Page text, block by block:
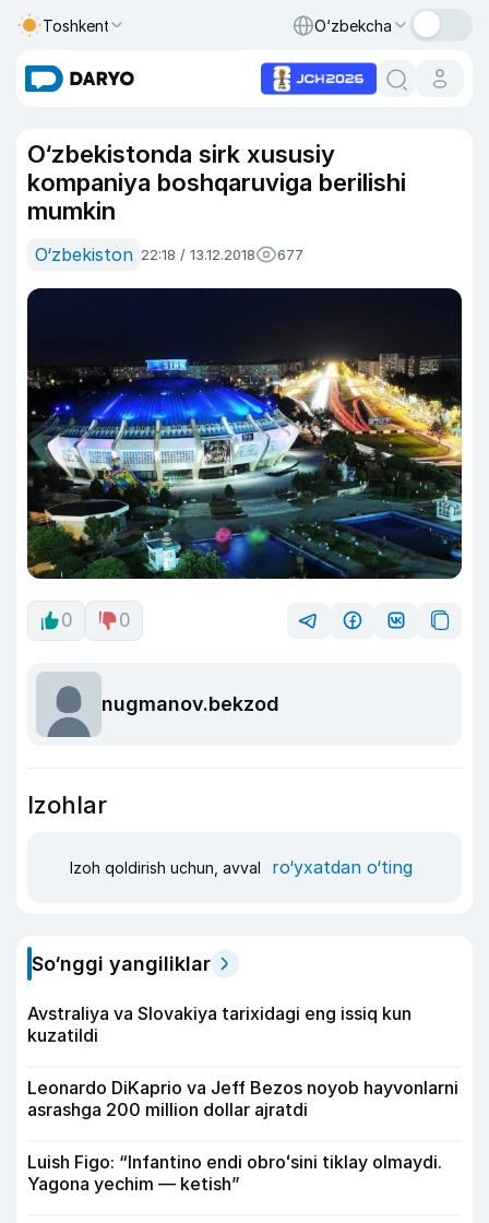
Toshkent O‘zbekcha
O‘zbekistonda sirk xususiy
kompaniya boshqaruviga berilishi
mumkin
O‘zbekiston 22:18 / 13.12.2018 677
0 0
nugmanov.bekzod
Izohlar
Izoh qoldirish uchun, avval ro‘yxatdan o‘ting
So‘nggi yangiliklar
Avstraliya va Slovakiya tarixidagi eng issiq kun
kuzatildi
Leonardo DiKaprio va Jeff Bezos noyob hayvonlarni
asrashga 200 million dollar ajratdi
Luish Figo: “Infantino endi obroʻsini tiklay olmaydi.
Yagona yechim — ketish”